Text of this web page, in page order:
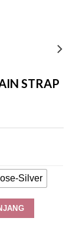
STRAP
Silver